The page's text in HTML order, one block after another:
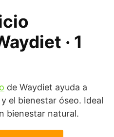
· 1
de Waydiet ayuda a
el bienestar óseo. Ideal
bienestar natural.